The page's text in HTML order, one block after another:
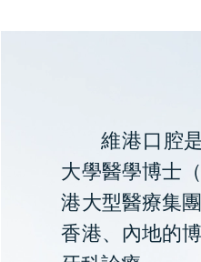
維港口腔
大學醫學博士
港大型醫療集
香港、內地的